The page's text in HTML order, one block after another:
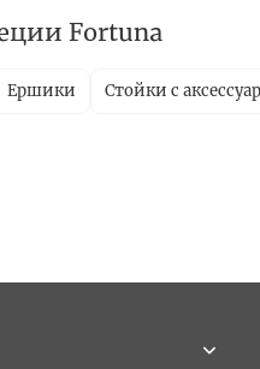
Fortuna
Ершики Стойки с